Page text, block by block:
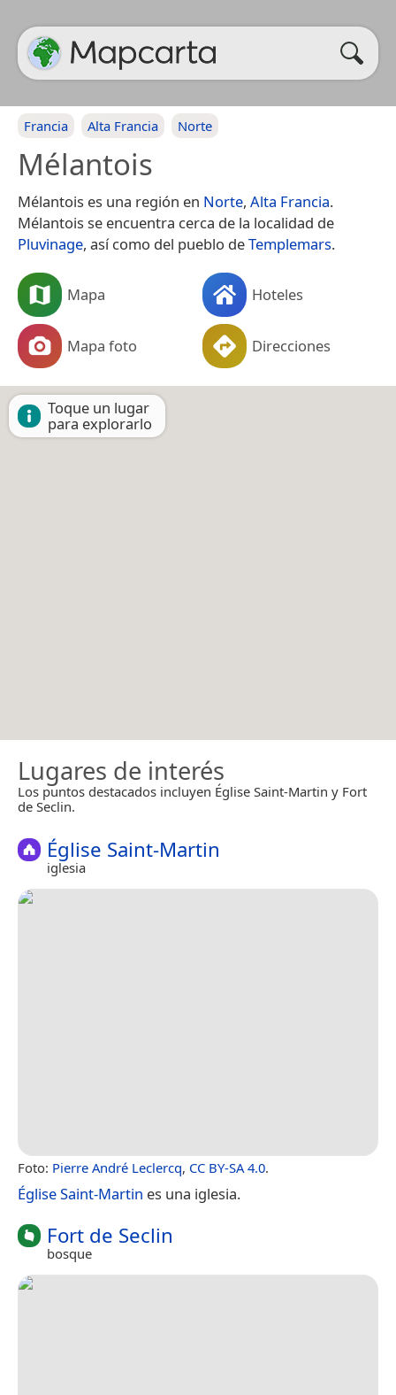
Francia Alta Francia Norte
Mélantois
Mélantois es una región en Norte, Alta Francia.
Mélantois se encuentra cerca de la localidad de
Pluvinage, así como del pueblo deTemplemars.
Mapa Hoteles
Mapa foto Direcciones
Toque un lugar
para explorarlo
Lugares de interés
Los puntos destacados incluyen Église Saint-Martin y Fort
de Seclin.
Église Saint-Martin
iglesia
Foto: Pierre André Leclercq, CC BY-SA 4.0.
Église Saint-Martin es una iglesia.
Fort de Seclin
bosque